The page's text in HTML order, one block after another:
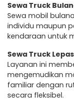
Sewa Truck
Sewa mobil
individu maupun
kendaraan untuk
Sewa Truck
Layanan ini
mengemudikan
familiar dengan
secara fleksibel.